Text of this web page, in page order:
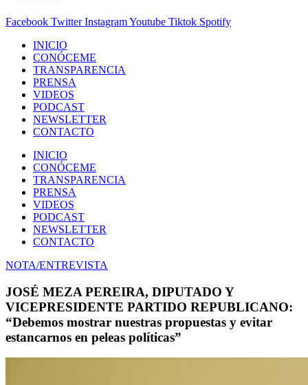
Facebook Twitter InstagramYoutube Tiktok Spotify
INICIO
CONÓCEME
TRANSPARENCIA
PRENSA
VIDEOS
PODCAST
NEWSLETTER
CONTACTO
INICIO
CONÓCEME
TRANSPARENCIA
PRENSA
VIDEOS
PODCAST
NEWSLETTER
CONTACTO
NOTA/ENTREVISTA
JOSÉ MEZA PEREIRA, DIPUTADO Y
VICEPRESIDENTE PARTIDO REPUBLICANO:
“Debemos mostrar nuestras propuestas y evitar
estancarnos en peleas políticas”